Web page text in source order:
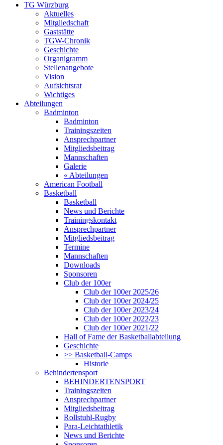
TG Würzburg
Aktuelles
Mitgliedschaft
Gaststätte
TGW-Chronik
Geschichte
Organigramm
Stellenangebote
Vision
Aufsichtsrat
Wichtiges
Abteilungen
Badminton
Badminton
Trainingszeiten
Ansprechpartner
Mitgliedsbeitrag
Mannschaften
Galerie
« Abteilungen
American Football
Basketball
Basketball
News und Berichte
Trainingskontakt
Ansprechpartner
Mitgliedsbeitrag
Termine
Mannschaften
Downloads
Sponsoren
Club der 100er
Club der 100er 2025/26
Club der 100er 2024/25
Club der 100er 2023/24
Club der 100er 2022/23
Club der 100er 2021/22
Hall of Fame der Basketballabteilung
Geschichte
>> Basketball-Camps
Historie
Behindertensport
BEHINDERTENSPORT
Trainingszeiten
Ansprechpartner
Mitgliedsbeitrag
Rollstuhl-Rugby
Para-Leichtathletik
News und Berichte